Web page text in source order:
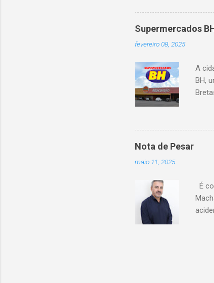
Supermercados
fevereiro 08, 2025
A
BH,
Nota de Pesar
maio 11, 2025
É